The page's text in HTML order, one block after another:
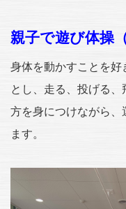
親子で遊び体操
身体を動かすことを
とし、走る、投げる
方を身につけながら、
ます。